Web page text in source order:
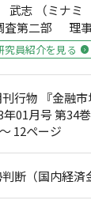
志 （ミナミ
査第二部 理
究員紹介を見る
行物 『金融市
年01月号 第34
12ページ
断（国内経済